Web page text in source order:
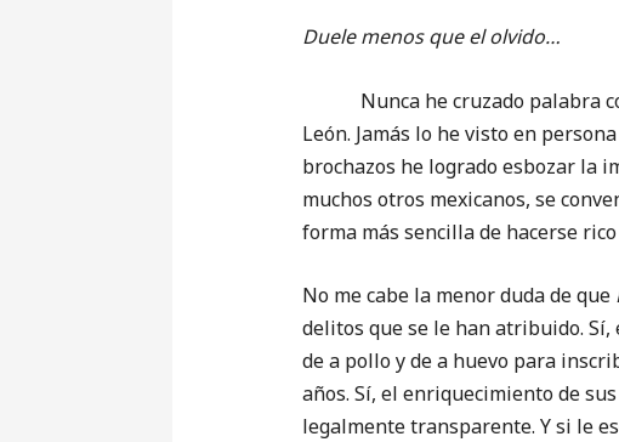
Duele menos que el olvido…
Nunca he cruzado palabra con
León. Jamás lo he visto en
brochazos he logrado esbozar la
muchos otros mexicanos, se
forma más sencilla de hacerse
No me cabe la menor duda de que
delitos que se le han atribuido.
de a pollo y de a huevo para
años. Sí, el enriquecimiento de
legalmente transparente. Y si le